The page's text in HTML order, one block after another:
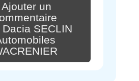
Ajouter un
Dacia SECLIN